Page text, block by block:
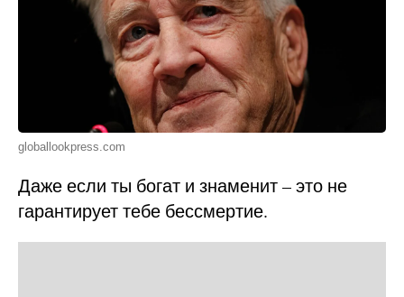
globallookpress.com
Даже если ты богат и знаменит – это не
гарантирует тебе бессмертие.